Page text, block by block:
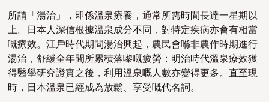
所謂「湯治」，即係溫泉療養，通常所需時間長達一星期以
上。日本人深信根據溫泉成分不同，對特定疾病亦會有相當
嘅療效。江戶時代期間湯治興起，農民會喺非農作時期進行
湯治，舒緩全年間所累積落嚟嘅疲勞；明治時代溫泉療效獲
得醫學研究證實之後，利用溫泉嘅人數亦變得更多。直至現
時，日本溫泉已經成為放鬆、享受嘅代名詞。